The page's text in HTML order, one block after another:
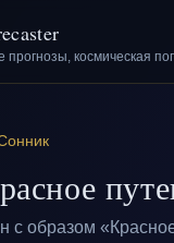
прогнозы, космическая
с образом